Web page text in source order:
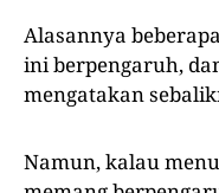
Alasannya
ini berpengaruh,
mengatakan
Namun, kalau